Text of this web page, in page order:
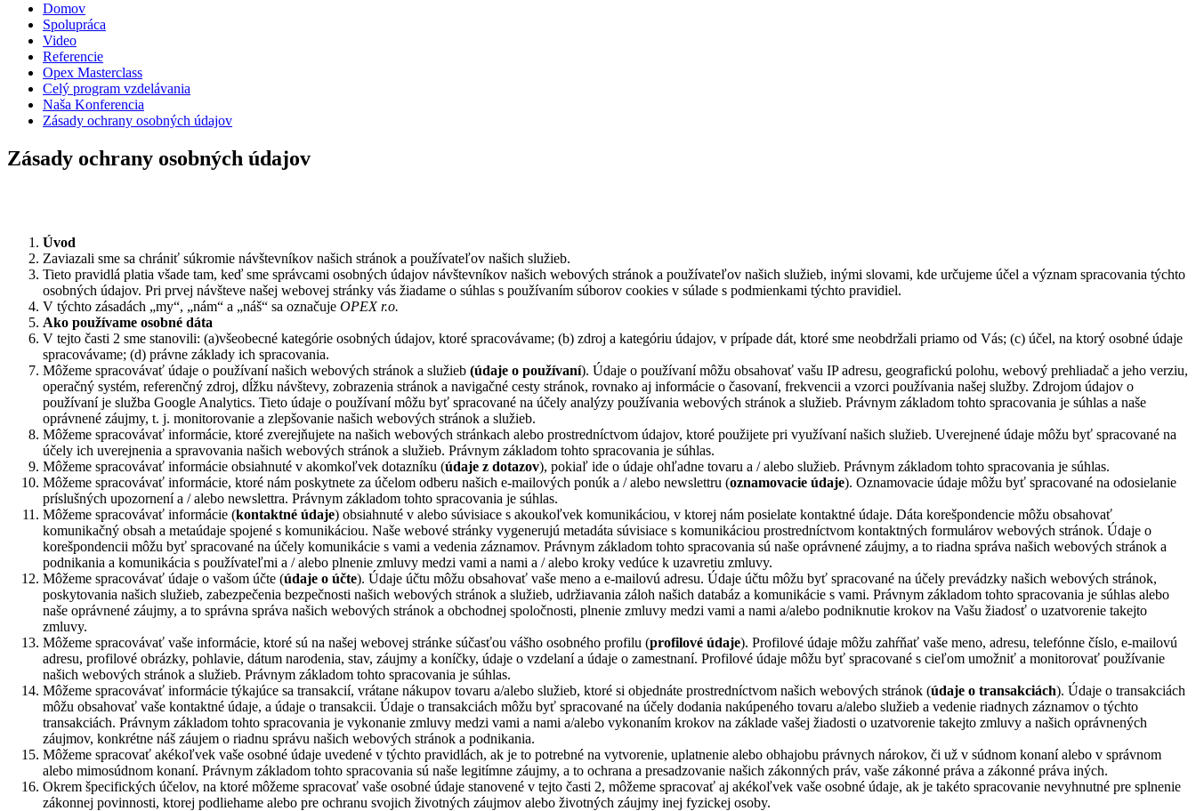
Domov
Spolupráca
Video
Referencie
Opex Masterclass
Celý program vzdelávania
Naša Konferencia
Zásady ochrany osobných údajov
Zásady ochrany osobných údajov
Úvod
Zaviazali sme sa chrániť súkromie návštevníkov našich stránok a používateľov našich služieb.
Tieto pravidlá platia všade tam, keď sme správcami osobných údajov návštevníkov našich webových stránok a používateľov našich služieb, inými slovami, kde určujeme účel a význam spracovania týchto
osobných údajov. Pri prvej návšteve našej webovej stránky vás žiadame o súhlas s používaním súborov cookies v súlade s podmienkami týchto pravidiel.
V týchto zásadách „my“, „nám“ a „náš“ sa označuje OPEX r.o.
Ako používame osobné dáta
V tejto časti 2 sme stanovili: (a)všeobecné kategórie osobných údajov, ktoré spracovávame; (b) zdroj a kategóriu údajov, v prípade dát, ktoré sme neobdržali priamo od Vás; (c) účel, na ktorý osobné údaje
spracovávame; (d) právne základy ich spracovania.
Môžeme spracovávať údaje o používaní našich webových stránok a služieb (údaje o používaní). Údaje o používaní môžu obsahovať vašu IP adresu, geografickú polohu, webový prehliadač a jeho verziu,
operačný systém, referenčný zdroj, dĺžku návštevy, zobrazenia stránok a navigačné cesty stránok, rovnako aj informácie o časovaní, frekvencii a vzorci používania našej služby. Zdrojom údajov o
používaní je služba Google Analytics. Tieto údaje o používaní môžu byť spracované na účely analýzy používania webových stránok a služieb. Právnym základom tohto spracovania je súhlas a naše
oprávnené záujmy, t. j. monitorovanie a zlepšovanie našich webových stránok a služieb.
Môžeme spracovávať informácie, ktoré zverejňujete na našich webových stránkach alebo prostredníctvom údajov, ktoré použijete pri využívaní našich služieb. Uverejnené údaje môžu byť spracované na
účely ich uverejnenia a spravovania našich webových stránok a služieb. Právnym základom tohto spracovania je súhlas.
Môžeme spracovávať informácie obsiahnuté v akomkoľvek dotazníku (údaje z dotazov), pokiaľ ide o údaje ohľadne tovaru a / alebo služieb. Právnym základom tohto spracovania je súhlas.
Môžeme spracovávať informácie, ktoré nám poskytnete za účelom odberu našich e-mailových ponúk a / alebo newslettru (oznamovacie údaje). Oznamovacie údaje môžu byť spracované na odosielanie
príslušných upozornení a / alebo newslettra. Právnym základom tohto spracovania je súhlas.
Môžeme spracovávať informácie (kontaktné údaje) obsiahnuté v alebo súvisiace s akoukoľvek komunikáciou, v ktorej nám posielate kontaktné údaje. Dáta korešpondencie môžu obsahovať
komunikačný obsah a metaúdaje spojené s komunikáciou. Naše webové stránky vygenerujú metadáta súvisiace s komunikáciou prostredníctvom kontaktných formulárov webových stránok. Údaje o
korešpondencii môžu byť spracované na účely komunikácie s vami a vedenia záznamov. Právnym základom tohto spracovania sú naše oprávnené záujmy, a to riadna správa našich webových stránok a
podnikania a komunikácia s používateľmi a / alebo plnenie zmluvy medzi vami a nami a / alebo kroky vedúce k uzavretiu zmluvy.
Môžeme spracovávať údaje o vašom účte (údaje o účte). Údaje účtu môžu obsahovať vaše meno a e-mailovú adresu. Údaje účtu môžu byť spracované na účely prevádzky našich webových stránok,
poskytovania našich služieb, zabezpečenia bezpečnosti našich webových stránok a služieb, udržiavania záloh našich databáz a komunikácie s vami. Právnym základom tohto spracovania je súhlas alebo
naše oprávnené záujmy, a to správna správa našich webových stránok a obchodnej spoločnosti, plnenie zmluvy medzi vami a nami a/alebo podniknutie krokov na Vašu žiadosť o uzatvorenie takejto
zmluvy.
Môžeme spracovávať vaše informácie, ktoré sú na našej webovej stránke súčasťou vášho osobného profilu (profilové údaje). Profilové údaje môžu zahŕňať vaše meno, adresu, telefónne číslo, e-mailovú
adresu, profilové obrázky, pohlavie, dátum narodenia, stav, záujmy a koníčky, údaje o vzdelaní a údaje o zamestnaní. Profilové údaje môžu byť spracované s cieľom umožniť a monitorovať používanie
našich webových stránok a služieb. Právnym základom tohto spracovania je súhlas.
Môžeme spracovávať informácie týkajúce sa transakcií, vrátane nákupov tovaru a/alebo služieb, ktoré si objednáte prostredníctvom našich webových stránok (údaje o transakciách). Údaje o transakciách
môžu obsahovať vaše kontaktné údaje, a údaje o transakcii. Údaje o transakciách môžu byť spracované na účely dodania nakúpeného tovaru a/alebo služieb a vedenie riadnych záznamov o týchto
transakciách. Právnym základom tohto spracovania je vykonanie zmluvy medzi vami a nami a/alebo vykonaním krokov na základe vašej žiadosti o uzatvorenie takejto zmluvy a našich oprávnených
záujmov, konkrétne náš záujem o riadnu správu našich webových stránok a podnikania.
Môžeme spracovať akékoľvek vaše osobné údaje uvedené v týchto pravidlách, ak je to potrebné na vytvorenie, uplatnenie alebo obhajobu právnych nárokov, či už v súdnom konaní alebo v správnom
alebo mimosúdnom konaní. Právnym základom tohto spracovania sú naše legitímne záujmy, a to ochrana a presadzovanie našich zákonných práv, vaše zákonné práva a zákonné práva iných.
Okrem špecifických účelov, na ktoré môžeme spracovať vaše osobné údaje stanovené v tejto časti 2, môžeme spracovať aj akékoľvek vaše osobné údaje, ak je takéto spracovanie nevyhnutné pre splnenie
zákonnej povinnosti, ktorej podliehame alebo pre ochranu svojich životných záujmov alebo životných záujmy inej fyzickej osoby.